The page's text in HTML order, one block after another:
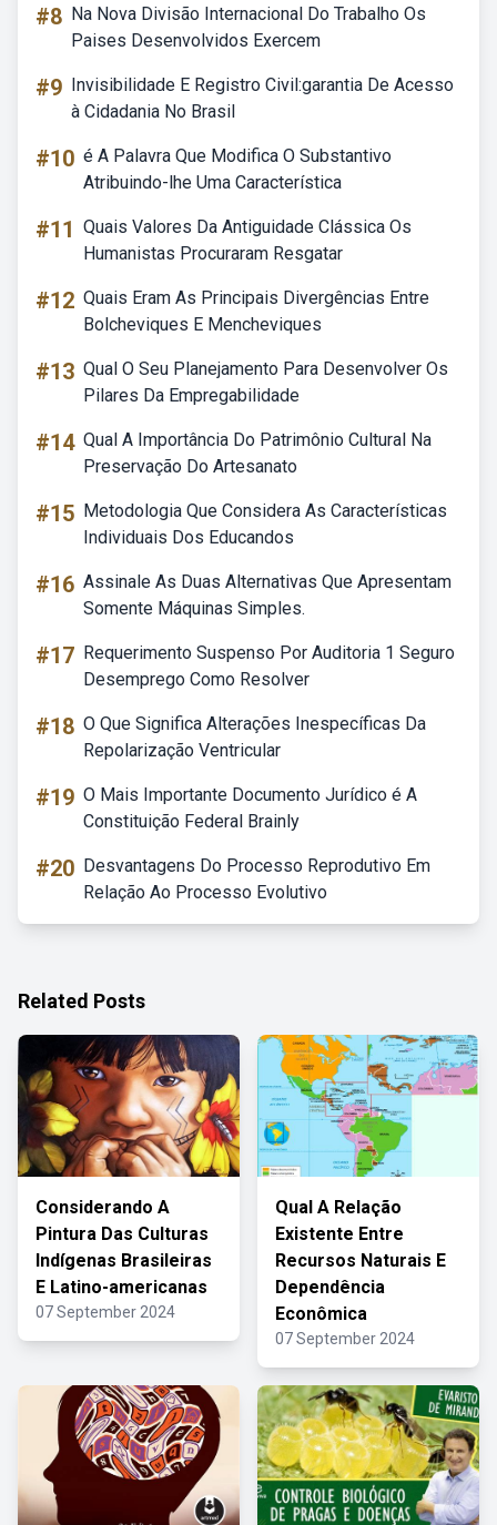
#8 Na Nova Divisão Internacional Do Trabalho Os
Paises Desenvolvidos Exercem
#9 Invisibilidade E Registro Civil:garantia De Acesso
à Cidadania No Brasil
#10 é A Palavra Que Modifica O Substantivo
Atribuindo-lhe Uma Característica
#11 Quais Valores Da Antiguidade Clássica Os
Humanistas Procuraram Resgatar
#12 Quais Eram As Principais Divergências Entre
Bolcheviques E Mencheviques
#13 Qual O Seu Planejamento Para Desenvolver Os
Pilares Da Empregabilidade
#14 Qual A Importância Do Patrimônio Cultural Na
Preservação Do Artesanato
#15 Metodologia Que Considera As Características
Individuais Dos Educandos
#16 Assinale As Duas Alternativas Que Apresentam
Somente Máquinas Simples.
#17 Requerimento Suspenso Por Auditoria 1 Seguro
Desemprego Como Resolver
#18 O Que Significa Alterações Inespecíficas Da
Repolarização Ventricular
#19 O Mais Importante Documento Jurídico é A
Constituição Federal Brainly
#20 Desvantagens Do Processo Reprodutivo Em
Relação Ao Processo Evolutivo
Related Posts
Considerando A
Pintura Das Culturas
Indígenas Brasileiras
E Latino-americanas
07 September 2024
Qual A Relação
Existente Entre
Recursos Naturais E
Dependência
Econômica
07 September 2024